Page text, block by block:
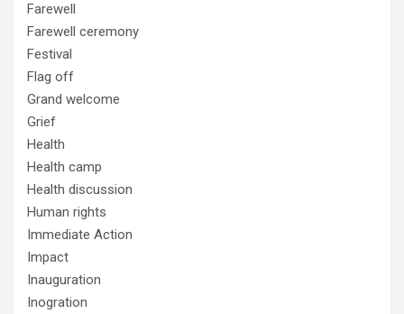
Farewell
Farewell ceremony
Festival
Flag off
Grand welcome
Grief
Health
Health camp
Health discussion
Human rights
Immediate Action
Impact
Inauguration
Inogration